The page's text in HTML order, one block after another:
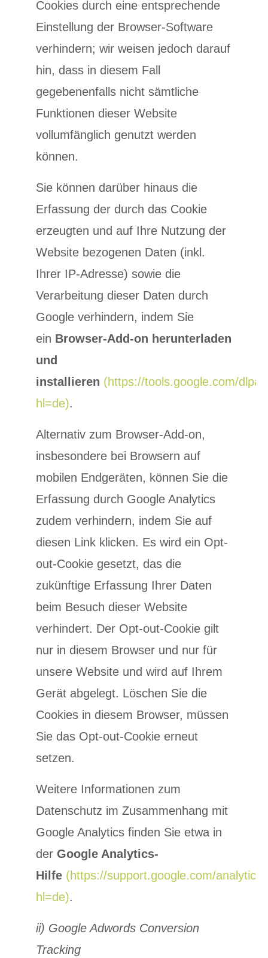
Cookies durch eine entsprechende
Einstellung der Browser-Software
verhindern; wir weisen jedoch darauf
hin, dass in diesem Fall
gegebenenfalls nicht sämtliche
Funktionen dieser Website
vollumfänglich genutzt werden
können.
Sie können darüber hinaus die
Erfassung der durch das Cookie
erzeugten und auf Ihre Nutzung der
Website bezogenen Daten (inkl.
Ihrer IP-Adresse) sowie die
Verarbeitung dieser Daten durch
Google verhindern, indem Sie
ein Browser-Add-on herunterladen
und
installieren (https://tools.google.com/
hl=de).
Alternativ zum Browser-Add-on,
insbesondere bei Browsern auf
mobilen Endgeräten, können Sie die
Erfassung durch Google Analytics
zudem verhindern, indem Sie auf
diesen Link klicken. Es wird ein Opt-
out-Cookie gesetzt, das die
zukünftige Erfassung Ihrer Daten
beim Besuch dieser Website
verhindert. Der Opt-out-Cookie gilt
nur in diesem Browser und nur für
unsere Website und wird auf Ihrem
Gerät abgelegt. Löschen Sie die
Cookies in diesem Browser, müssen
Sie das Opt-out-Cookie erneut
setzen.
Weitere Informationen zum
Datenschutz im Zusammenhang mit
Google Analytics finden Sie etwa in
der Google Analytics-
Hilfe (https://support.google.com/
hl=de).
ii) Google Adwords Conversion
Tracking